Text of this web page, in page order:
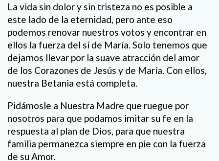
La vida sin dolor y sin tristeza no es posible a
este lado de la eternidad, pero ante eso
podemos renovar nuestros votos y encontrar en
ellos la fuerza del sí de María. Solo tenemos que
dejarnos llevar por la suave atracción del amor
de los Corazones de Jesús y de María. Con ellos,
nuestra Betania está completa.
Pidámosle a Nuestra Madre que ruegue por
nosotros para que podamos imitar su fe en la
respuesta al plan de Dios, para que nuestra
familia permanezca siempre en pie con la fuerza
de su Amor.